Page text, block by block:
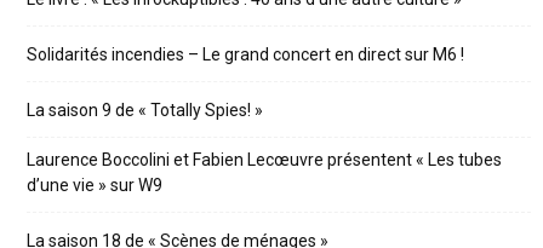
Solidarités incendies – Le grand concert en direct sur M6 !
La saison 9 de « Totally Spies! »
Laurence Boccolini et Fabien Lecœuvre présentent « Les tubes
d’une vie » sur W9
La saison 18 de « Scènes de ménages »